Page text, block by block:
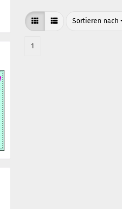
Sortieren nach
Sortieren nach
1